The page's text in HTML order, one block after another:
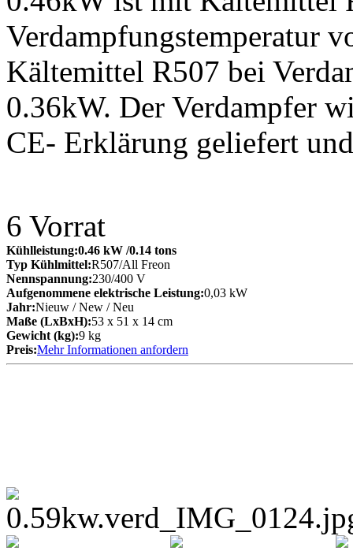
Verdampfungstemperatur
Kältemittel R507 bei
0.36kW. Der Verdampfer
CE- Erklärung geliefert
6 Vorrat
Kühlleistung:0.46 kW /0.14 tons
Typ Kühlmittel:R507/All Freon
Nennspannung:230/400 V
Aufgenommene elektrische Leistung:0,03 kW
Jahr:Nieuw / New / Neu
Maße (LxBxH):53 x 51 x 14 cm
Gewicht (kg):9 kg
Preis:Mehr Informationen anfordern